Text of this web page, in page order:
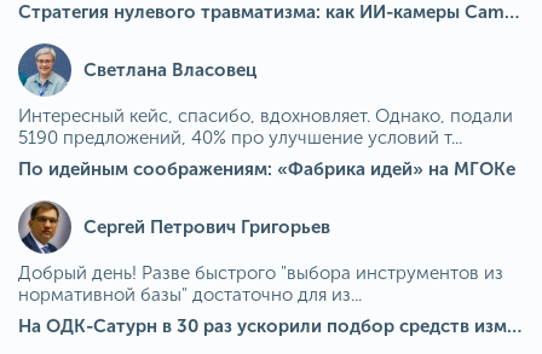
Стратегия нулевого травматизма: как ИИ-камеры Camkord снижают риск наезда на пешехода при работе на погрузчике
Светлана Власовец
Интересный кейс, спасибо, вдохновляет. Однако, подали
5190 предложений, 40% про улучшение условий т...
По идейным соображениям: «Фабрика идей» на МГОКе
Сергей Петрович Григорьев
Добрый день! Разве быстрого "выбора инструментов из
нормативной базы" достаточно для из...
На ОДК-Сатурн в 30 раз ускорили подбор средств измерения для контроля качества продукции